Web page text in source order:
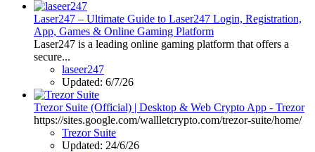
Laser247 – Ultimate Guide to Laser247 Login, Registration,
App, Games & Online Gaming Platform
Laser247 is a leading online gaming platform that offers a
secure...
laseer247
Updated: 6/7/26
Trezor Suite (Official) | Desktop & Web Crypto App - Trezor
https://sites.google.com/wallletcrypto.com/trezor-suite/home/
Trezor Suite
Updated: 24/6/26